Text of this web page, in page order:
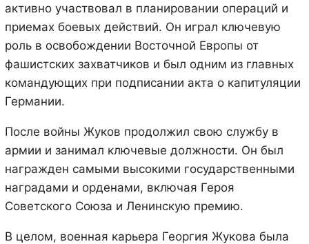
активно участвовал в планировании операций и
приемах боевых действий. Он играл ключевую
роль в освобождении Восточной Европы от
фашистских захватчиков и был одним из главных
командующих при подписании акта о капитуляции
Германии.
После войны Жуков продолжил свою службу в
армии и занимал ключевые должности. Он был
награжден самыми высокими государственными
наградами и орденами, включая Героя
Советского Союза и Ленинскую премию.
В целом, военная карьера Георгия Жукова была